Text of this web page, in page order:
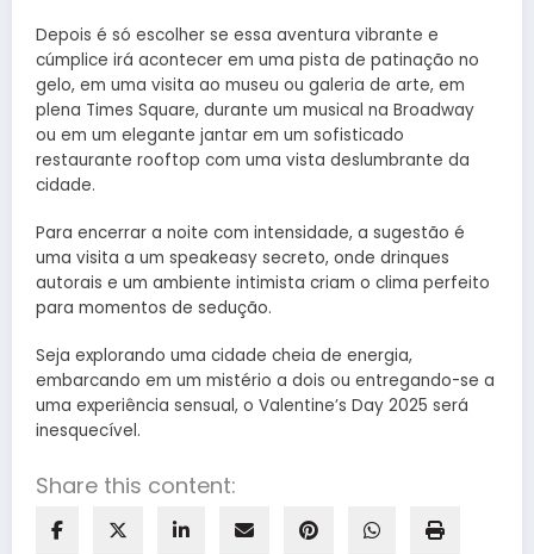
Depois é só escolher se essa aventura vibrante e
cúmplice irá acontecer em uma pista de patinação no
gelo, em uma visita ao museu ou galeria de arte, em
plena Times Square, durante um musical na Broadway
ou em um elegante jantar em um sofisticado
restaurante rooftop com uma vista deslumbrante da
cidade.
Para encerrar a noite com intensidade, a sugestão é
uma visita a um speakeasy secreto, onde drinques
autorais e um ambiente intimista criam o clima perfeito
para momentos de sedução.
Seja explorando uma cidade cheia de energia,
embarcando em um mistério a dois ou entregando-se a
uma experiência sensual, o Valentine’s Day 2025 será
inesquecível.
Share this content: